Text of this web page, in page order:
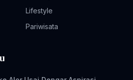
Lifestyle
Pariwisata